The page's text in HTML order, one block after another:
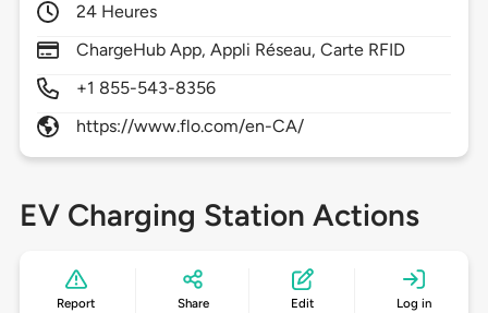
24 Heures
ChargeHub App, Appli Réseau, Carte RFID
+1 855-543-8356
https://www.flo.com/en-CA/
EV Charging Station Actions
Report Share Edit Log in